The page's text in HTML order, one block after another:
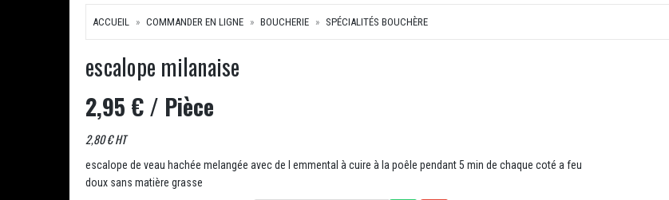
ACCUEIL COMMANDER EN LIGNE BOUCHERIE SPÉCIALITÉS BOUCHÈRE
escalope milanaise
2,95 €/ Pièce
2,80 € HT
escalope de veau hachée melangée avec de l emmental à cuire à la poêle pendant 5 min de chaque coté a feu
doux sans matière grasse